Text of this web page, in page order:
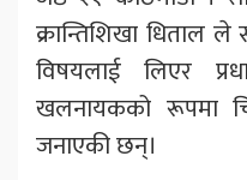
क्रान्तिशिखा धिताल
विषयलाई लिएर
खलनायकको रूपमा
जनाएकी छन्।